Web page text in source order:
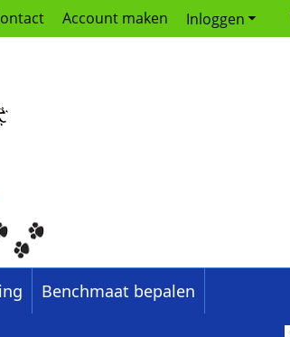
Inloggen
Account maken
Benchmaat bepalen